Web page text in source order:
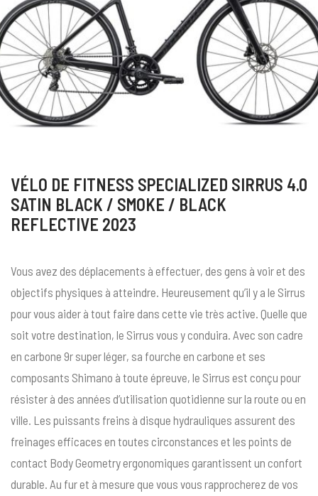
VÉLO DE FITNESS SPECIALIZED SIRRUS 4.0
SATIN BLACK / SMOKE / BLACK
REFLECTIVE 2023
Vous avez des déplacements à effectuer, des gens à voir et des
objectifs physiques à atteindre. Heureusement qu’il y a le Sirrus
pour vous aider à tout faire dans cette vie très active. Quelle que
soit votre destination, le Sirrus vous y conduira. Avec son cadre
en carbone 9r super léger, sa fourche en carbone et ses
composants Shimano à toute épreuve, le Sirrus est conçu pour
résister à des années d’utilisation quotidienne sur la route ou en
ville. Les puissants freins à disque hydrauliques assurent des
freinages efficaces en toutes circonstances et les points de
contact Body Geometry ergonomiques garantissent un confort
durable. Au fur et à mesure que vous vous rapprocherez de vos